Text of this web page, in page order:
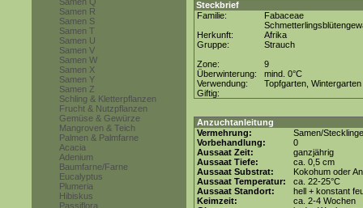
Samen R
Samen S
Samen T
Samen U
Samen V
Samen W
Samen X
Samen Y
Samen Z
Schling & Kletterpflanzen
Frucht & Nutzpflanzen
Gemüse & Gewürze
Mangroven & Teich
Palmen & Palmfarne
Acacia
Adenium
Baumfarne/Farne
Eucalyptus
Plumeria
Hibiskus
Passiflora
Steckbrief
Familie:
Fabaceae
Herkunft:
Afrika
Gruppe:
Strauch
Zone:
9
Überwinterung:
mind. 0°C
Verwendung:
Topfgarten, Wintergarten
Giftig:
Anzuchtanleitung
Vermehrung:
Samen/Stecklinge
Vorbehandlung:
0
Aussaat Zeit:
ganzjährig
Aussaat Tiefe:
ca. 0,5 cm
Aussaat Substrat:
Kokohum oder
Aussaat Temperatur:
ca. 22-25°C
Aussaat Standort:
hell + konstant
Keimzeit:
ca. 2-4 Wochen